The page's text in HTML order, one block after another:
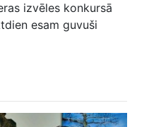
izvēles konkursā
esam guvuši